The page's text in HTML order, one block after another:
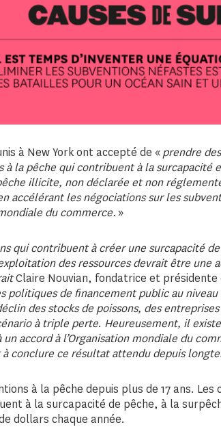
à New York ont ​​accepté de «prendre
à la pêche qui contribuent à la surcapacité
illicite, non déclarée et non
accélérant les négociations sur les
du commerce.»
qui contribuent à créer une surcapacité
des ressources devrait être une
Claire Nouvian, fondatrice et présidente
politiques de financement public au
des stocks de poissons, des
à triple perte. Heureusement, il
accord à l’Organisation mondiale du
conclure ce résultat attendu depuis
à la pêche depuis plus de 17 ans.
à la surcapacité de pêche, à la
dollars chaque année.